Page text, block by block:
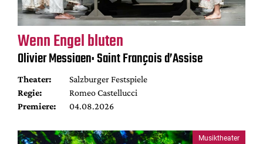
Wenn Engel bluten
Olivier Messiaen: Saint François d’Assise
Theater:
Salzburger Festspiele
Regie:
Romeo Castellucci
Premiere:
04.08.2026
Musiktheater